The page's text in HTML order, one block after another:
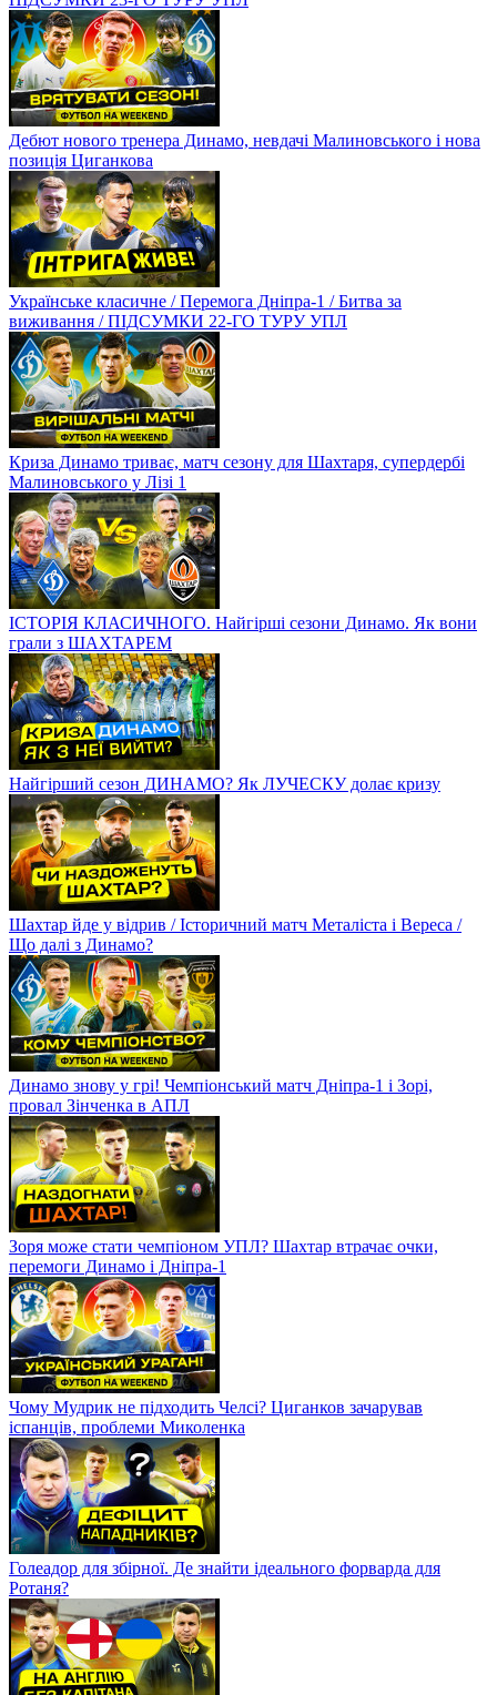
Дебют нового тренера Динамо, невдачі Малиновського і нова
позиція Циганкова
Українське класичне / Перемога Дніпра-1 / Битва за
виживання / ПІДСУМКИ 22-ГО ТУРУ УПЛ
Криза Динамо триває, матч сезону для Шахтаря, супердербі
Малиновського у Лізі 1
ІСТОРІЯ КЛАСИЧНОГО. Найгірші сезони Динамо. Як вони
грали з ШАХТАРЕМ
Найгірший сезон ДИНАМО? Як ЛУЧЕСКУ долає кризу
Шахтар йде у відрив / Історичний матч Металіста і Вереса /
Що далі з Динамо?
Динамо знову у грі! Чемпіонський матч Дніпра-1 і Зорі,
провал Зінченка в АПЛ
Зоря може стати чемпіоном УПЛ? Шахтар втрачає очки,
перемоги Динамо і Дніпра-1
Чому Мудрик не підходить Челсі? Циганков зачарував
іспанців, проблеми Миколенка
Голеадор для збірної. Де знайти ідеального форварда для
Ротаня?